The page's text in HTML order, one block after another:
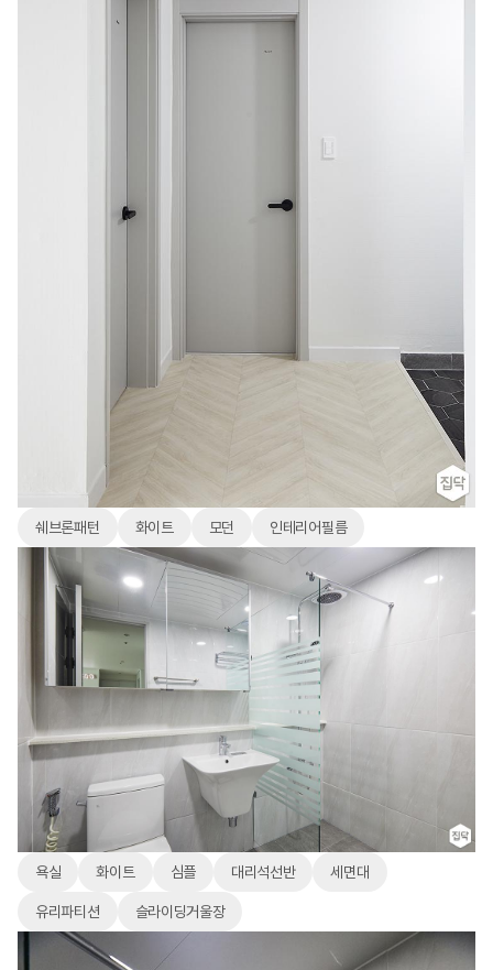
쉐브론패턴 화이트 모던 인테리어필름
욕실 화이트 심플 대리석선반 세면대
유리파티션 슬라이딩거울장